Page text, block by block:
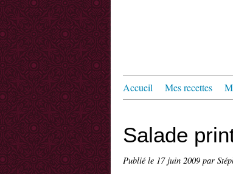
Accueil Mes recettes
Salade
Publié le 17 juin 2009 par